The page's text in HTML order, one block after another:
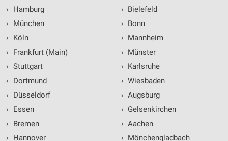
›
Hamburg
›
München
›
Köln
›
Frankfurt (Main)
› Stuttgart
›
Dortmund
›
Düsseldorf
›
Essen
›
Bremen
›
Hannover
› Bielefeld
› Bonn
› Mannheim
› Münster
› Karlsruhe
› Wiesbaden
› Augsburg
› Gelsenkirchen
› Aachen
› Mönchengladbach